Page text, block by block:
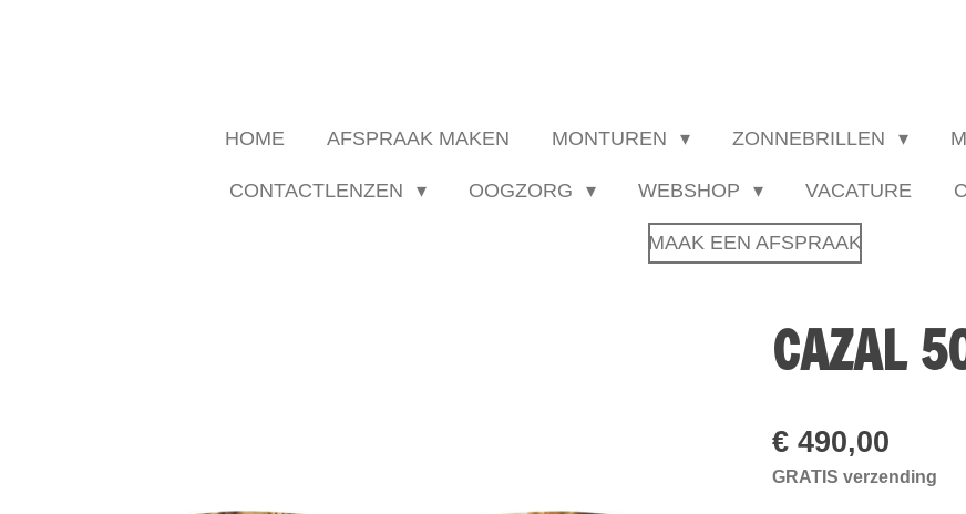
HOME AFSPRAAK MAKEN MONTUREN ZONNEBRILLEN
CONTACTLENZEN OOGZORG WEBSHOP VACATURE
MAAK EEN AFSPRAAK
CAZAL
€ 490,00
GRATIS verzending